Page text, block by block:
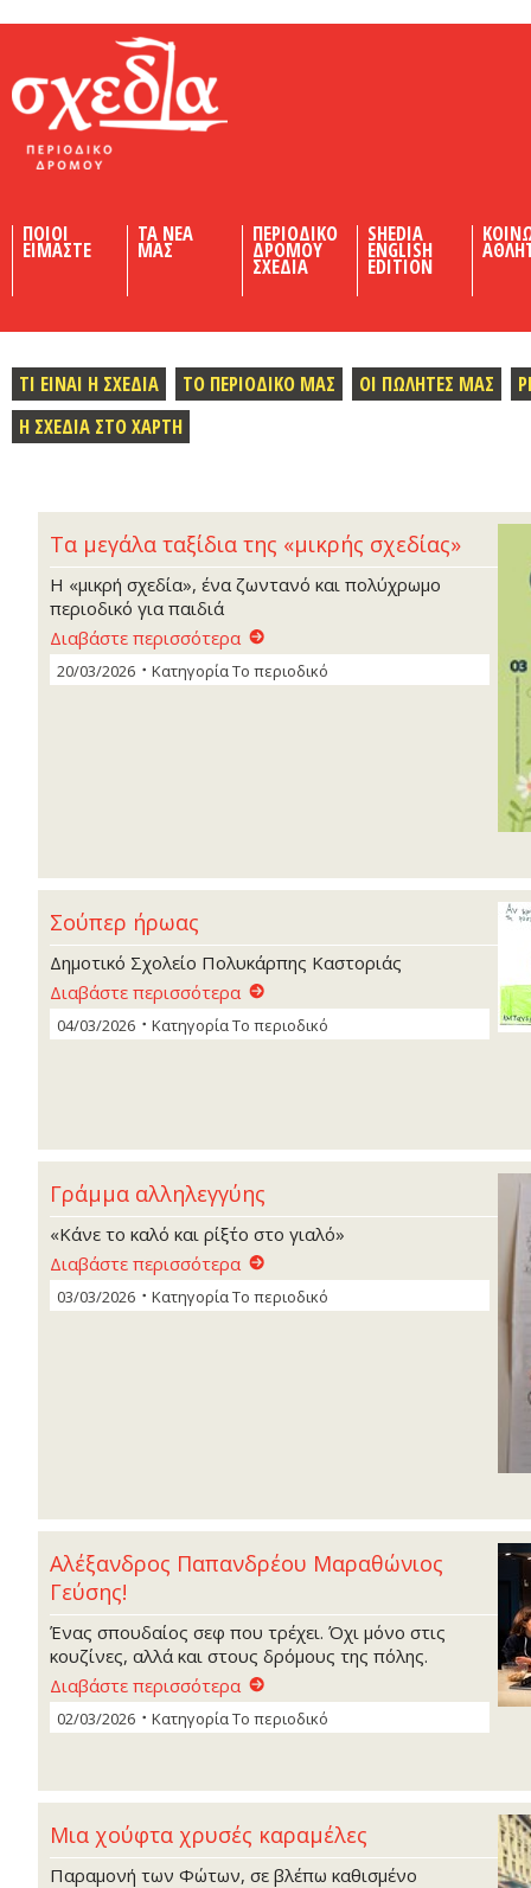
ΠΟΙΟΙ
ΕΙΜΑΣΤΕ
ΤΑ ΝΕΑ
ΜΑΣ
ΠΕΡΙΟΔΙΚΟ
ΔΡΟΜΟΥ
ΣΧΕΔΙΑ
SHEDIA
ENGLISH
EDITION
ΤΙ ΕΙΝΑΙ Η ΣΧΕΔΙΑ ΤΟ ΠΕΡΙΟΔΙΚΟ ΜΑΣ ΟΙ ΠΩΛΗΤΕΣ ΜΑΣ
Η ΣΧΕΔΙΑ ΣΤΟ ΧΑΡΤΗ
Τα μεγάλα ταξίδια της «μικρής σχεδίας»
Η «μικρή σχεδία», ένα ζωντανό και πολύχρωμο
περιοδικό για παιδιά
Διαβάστε περισσότερα
20/03/2026 ΚατηγορίαΤο περιοδικό
Σούπερ ήρωας
Δημοτικό Σχολείο Πολυκάρπης Καστοριάς
Διαβάστε περισσότερα
04/03/2026 ΚατηγορίαΤο περιοδικό
Γράμμα αλληλεγγύης
«Κάνε το καλό και ρίξ΄το στο γιαλό»
Διαβάστε περισσότερα
03/03/2026 ΚατηγορίαΤο περιοδικό
Αλέξανδρος Παπανδρέου Μαραθώνιος
Γεύσης!
Ένας σπουδαίος σεφ που τρέχει. Όχι μόνο στις
κουζίνες, αλλά και στους δρόμους της πόλης.
Διαβάστε περισσότερα
02/03/2026 ΚατηγορίαΤο περιοδικό
Μια χούφτα χρυσές καραμέλες
Παραμονή των Φώτων, σε βλέπω καθισμένο